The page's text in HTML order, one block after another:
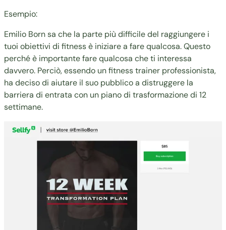
Esempio:
Emilio Born sa che la parte più difficile del raggiungere i
tuoi obiettivi di fitness è iniziare a fare qualcosa. Questo
perché è importante fare qualcosa che ti interessa
davvero. Perciò, essendo un fitness trainer professionista,
ha deciso di aiutare il suo pubblico a distruggere la
barriera di entrata con un piano di trasformazione di 12
settimane.